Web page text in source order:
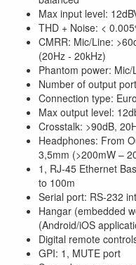
Max input level:
THD + Noise: <
CMRR: Mic/Line:
(20Hz - 20kHz)
Phantom power:
Number of output
Connection type:
Max output level:
Crosstalk: >90dB,
Headphones: From
3,5mm (>200mW –
1, RJ-45 Ethernet
to 100m
Serial port: RS-232
Hangar (embedded
(Android/iOS
Digital remote
GPI: 1, MUTE port